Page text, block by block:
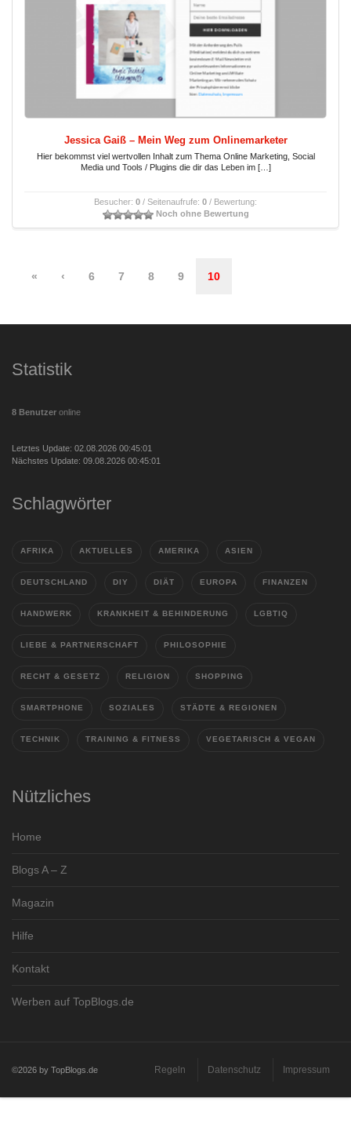
Jessica Gaiß – Mein Weg zum Onlinemarketer
Hier bekommst viel wertvollen Inhalt zum Thema Online Marketing, Social
Media und Tools / Plugins die dir das Leben im […]
Besucher: 0 / Seitenaufrufe: 0 / Bewertung:
Noch ohne Bewertung
« ‹ 6 7 8 9 10
Statistik
8 Benutzer online
Letztes Update: 02.08.2026 00:45:01
Nächstes Update: 09.08.2026 00:45:01
Schlagwörter
AFRIKA AKTUELLES AMERIKA ASIEN
DEUTSCHLAND DIY DIÄT EUROPA FINANZEN
HANDWERK KRANKHEIT & BEHINDERUNG LGBTIQ
LIEBE & PARTNERSCHAFT PHILOSOPHIE
RECHT & GESETZ RELIGION SHOPPING
SMARTPHONE SOZIALES STÄDTE & REGIONEN
TECHNIK TRAINING & FITNESS VEGETARISCH & VEGAN
Nützliches
Home
Blogs A – Z
Magazin
Hilfe
Kontakt
Werben auf TopBlogs.de
©2026 by TopBlogs.de Regeln Datenschutz Impressum